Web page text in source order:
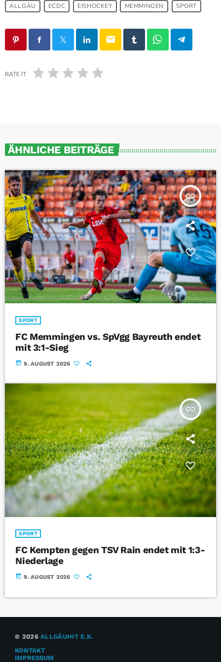
ALLGÄU ECDC EISHOCKEY MEMMINGEN SPORT
email
RATE IT
ÄHNLICHE BEITRÄGE
insert_link
SPORT
FC Memmingen vs. SpVgg Bayreuth endet
mit 3:1-Sieg
today 9. AUGUST 2026
insert_link
SPORT
FC Kempten gegen TSV Rain endet mit 1:3-
Niederlage
today 9. AUGUST 2026
© 2026ALLGÄUHIT E.K.
KONTAKT
IMPRESSUM